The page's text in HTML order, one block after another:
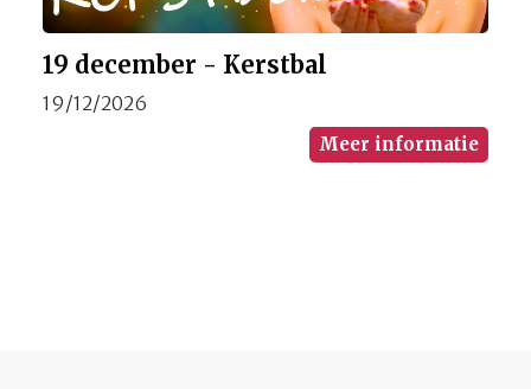
19 december - Kerstbal
19/12/2026
Meer informatie